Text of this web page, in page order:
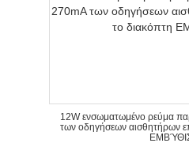
12W ενσωματωμένο ρεύμα
των οδηγήσεων αισθητήρων